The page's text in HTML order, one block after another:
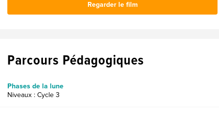
Regarder le film
Parcours Pédagogiques
Phases de la lune
Niveaux : Cycle 3